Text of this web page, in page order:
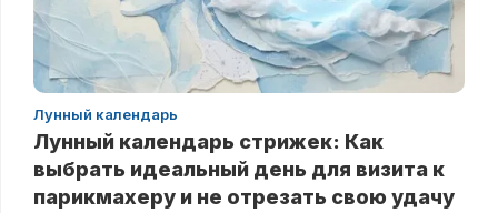
Лунный календарь
Лунный календарь стрижек: Как
выбрать идеальный день для визита к
парикмахеру и не отрезать свою удачу